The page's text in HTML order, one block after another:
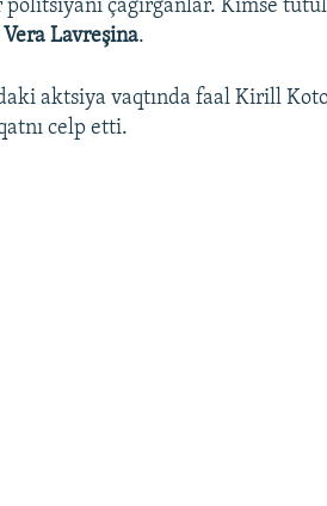
çağırğanlar. Kimse
Vera Lavreşina.
aktsiya vaqtında faal Kirill
celp etti.